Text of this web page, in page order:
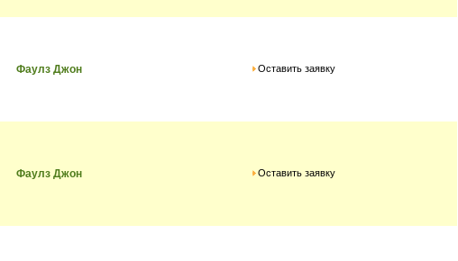
Фаулз Джон Оставить заявку
Фаулз Джон Оставить заявку